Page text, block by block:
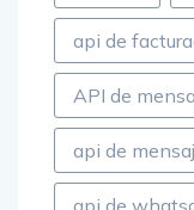
Angular
api de
API de
api de